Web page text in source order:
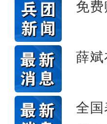
免
薛
全